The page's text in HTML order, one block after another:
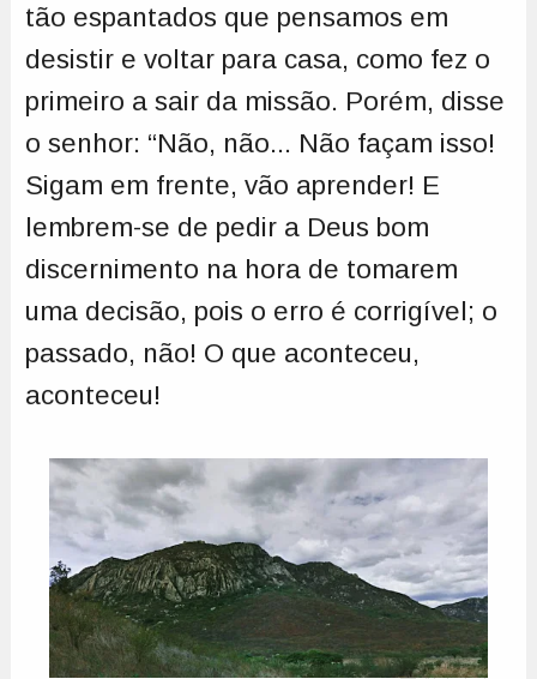
tão espantados que pensamos em
desistir e voltar para casa, como fez o
primeiro a sair da missão. Porém, disse
o senhor: “Não, não... Não façam isso!
Sigam em frente, vão aprender! E
lembrem-se de pedir a Deus bom
discernimento na hora de tomarem
uma decisão, pois o erro é corrigível; o
passado, não! O que aconteceu,
aconteceu!